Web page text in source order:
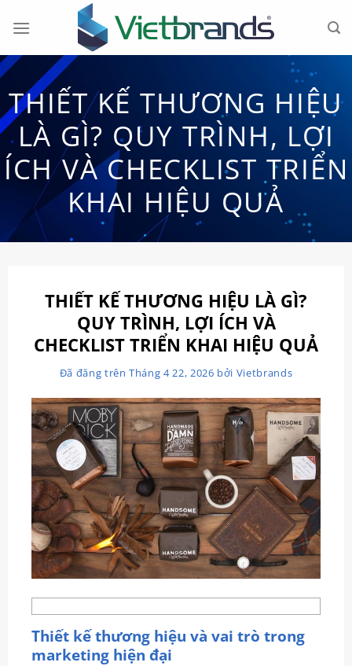
đến
dung
THIẾT KẾ THƯƠNG HIỆU
LÀ GÌ? QUY TRÌNH, LỢI
ÍCH VÀ CHECKLIST TRIỂN
KHAI HIỆU QUẢ
THIẾT KẾ THƯƠNG HIỆU LÀ GÌ?
QUY TRÌNH, LỢI ÍCH VÀ
CHECKLIST TRIỂN KHAI HIỆU QUẢ
Đã đăng trênTháng 4 22, 2026 bởi Vietbrands
Thiết kế thương hiệu và vai trò trong
marketing hiện đại